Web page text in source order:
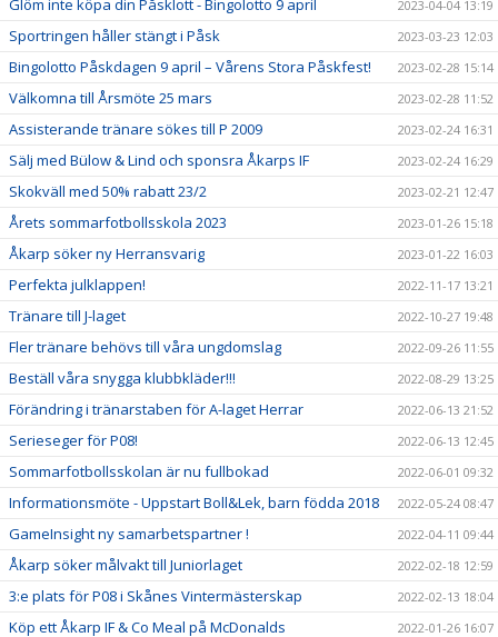
Glöm inte köpa din Påsklott - Bingolotto 9 april 2023-04-04 13:19
Sportringen håller stängt i Påsk 2023-03-23 12:03
Bingolotto Påskdagen 9 april – Vårens Stora Påskfest! 2023-02-28 15:14
Välkomna till Årsmöte 25 mars 2023-02-28 11:52
Assisterande tränare sökes till P 2009 2023-02-24 16:31
Sälj med Bülow & Lind och sponsra Åkarps IF 2023-02-24 16:29
Skokväll med 50% rabatt 23/2 2023-02-21 12:47
Årets sommarfotbollsskola 2023 2023-01-26 15:18
Åkarp söker ny Herransvarig 2023-01-22 16:03
Perfekta julklappen! 2022-11-17 13:21
Tränare till J-laget 2022-10-27 19:48
Fler tränare behövs till våra ungdomslag 2022-09-26 11:55
Beställ våra snygga klubbkläder!!! 2022-08-29 13:25
Förändring i tränarstaben för A-laget Herrar 2022-06-13 21:52
Serieseger för P08! 2022-06-13 12:45
Sommarfotbollsskolan är nu fullbokad 2022-06-01 09:32
Informationsmöte - Uppstart Boll&Lek, barn födda 2018 2022-05-24 08:47
GameInsight ny samarbetspartner ! 2022-04-11 09:44
Åkarp söker målvakt till Juniorlaget 2022-02-18 12:59
3:e plats för P08 i Skånes Vintermästerskap 2022-02-13 18:04
Köp ett Åkarp IF & Co Meal på McDonalds 2022-01-26 16:07